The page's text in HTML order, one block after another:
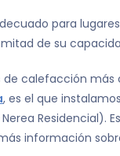
para
de su
de calefacción
, es el que
Residencial).
información